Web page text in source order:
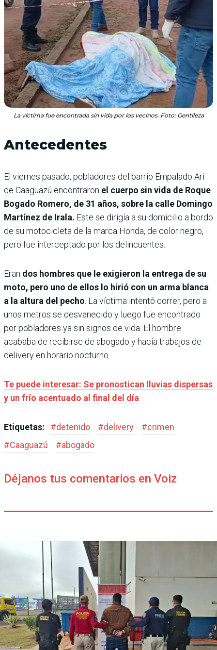
La víctima fue encontrada sin vida por los vecinos. Foto: Gentileza
Antecedentes
El viernes pasado, pobladores del barrio Empalado Ari
de Caaguazú encontraron el cuerpo sin vida de Roque
Bogado Romero, de 31 años, sobre la calle Domingo
Martínez de Irala. Este se dirigía a su domicilio a bordo
de su motocicleta de la marca Honda, de color negro,
pero fue interceptado por los delincuentes.
Eran dos hombres que le exigieron la entrega de su
moto, pero uno de ellos lo hirió con un arma blanca
a la altura del pecho. La víctima intentó correr, pero a
unos metros se desvanecido y luego fue encontrado
por pobladores ya sin signos de vida. El hombre
acababa de recibirse de abogado y hacía trabajos de
delivery en horario nocturno.
Te puede interesar: Se pronostican lluvias dispersas
y un frío acentuado al final del día
Etiquetas: #detenido #delivery #crimen
#Caaguazú #abogado
Déjanos tus comentarios en Voiz